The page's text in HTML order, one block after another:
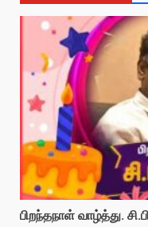
பிறந்தநாள் வாழ்த்து.